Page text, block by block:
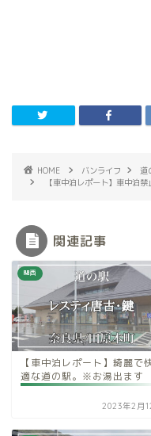
HOME バンライフ 道
【車中泊レポート】車中泊
関連記事
関西
【車中泊レポート】綺麗で
適な道の駅。※お湯出ます
2023年2月